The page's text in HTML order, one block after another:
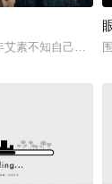
素不知自己想要